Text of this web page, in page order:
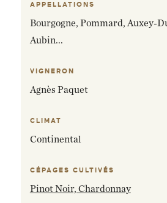
APPELLATIONS
Bourgogne, Pommard, Auxey-
Aubin...
VIGNERON
Agnès Paquet
CLIMAT
Continental
CÉPAGES CULTIVÉS
Pinot Noir, Chardonnay